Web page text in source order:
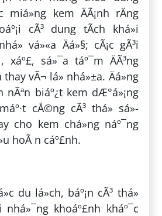
miá»ng kem ÄÃ¡nh rÄng
cÃ³ dung tÃ­ch khá»i
vá»«a Äá»§; cÃ¡c gÃ³i
xáº£, sá»¯a táº¯m ÄÃ³ng
vÃ¬ lá» nhá»±a. Äá»ng
nÃªn biáº¿t kem dÆ°á»¡ng
cÅ©ng cÃ³ thá» sá»­
cho kem chá»ng náº¯ng
hoÃ n cáº£nh.
du lá»ch, báº¡n cÃ³ thá»
nhá»¯ng khoáº£nh kháº¯c